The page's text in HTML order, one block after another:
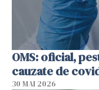
OMS: oficial,
cauzate de
30 MAI 2026